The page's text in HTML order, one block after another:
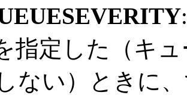
指定した（キ
ない）ときに